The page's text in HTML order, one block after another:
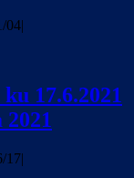
04|
17.6.2021
17|